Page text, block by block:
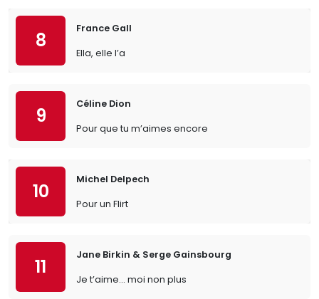
8
France Gall
Ella, elle l’a
9
Céline Dion
Pour que tu m’aimes encore
10
Michel Delpech
Pour un Flirt
11
Jane Birkin & Serge Gainsbourg
Je t’aime… moi non plus